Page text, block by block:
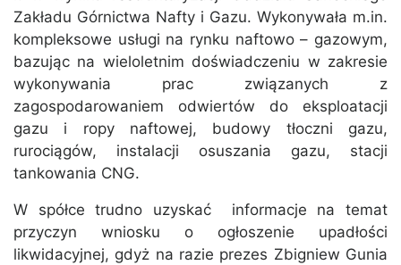
Zakładu Górnictwa Nafty i Gazu. Wykonywała m.in.
kompleksowe usługi na rynku naftowo – gazowym,
bazując na wieloletnim doświadczeniu w zakresie
wykonywania prac związanych z
zagospodarowaniem odwiertów do eksploatacji
gazu i ropy naftowej, budowy tłoczni gazu,
rurociągów, instalacji osuszania gazu, stacji
tankowania CNG.
W spółce trudno uzyskać informacje na temat
przyczyn wniosku o ogłoszenie upadłości
likwidacyjnej, gdyż na razie prezes Zbigniew Gunia